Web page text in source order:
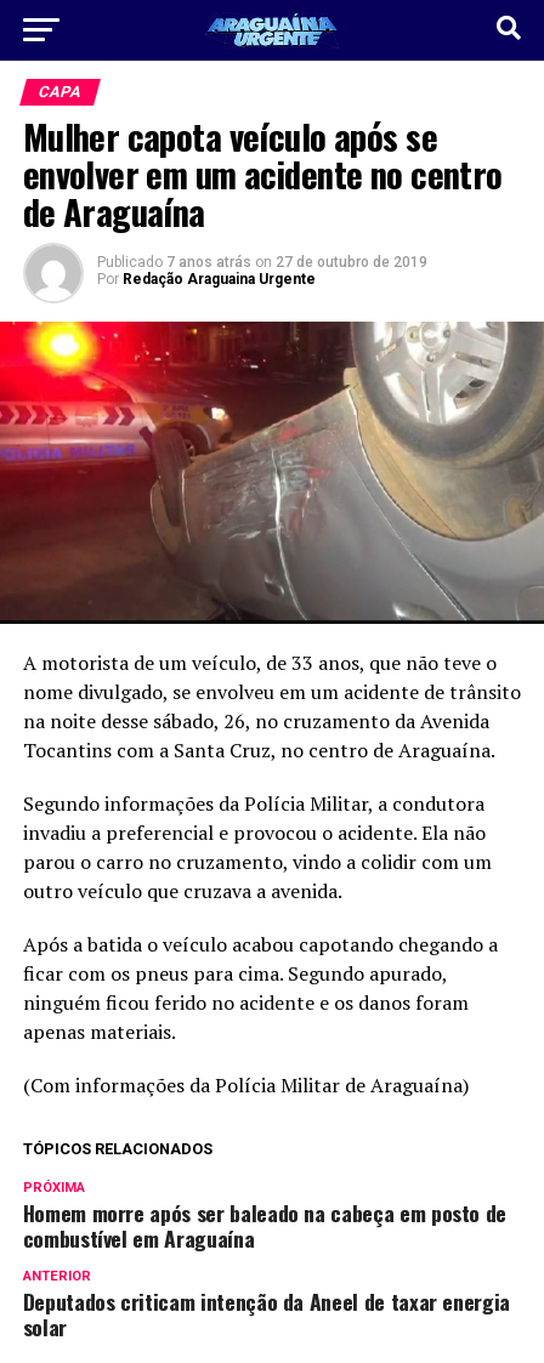
CAPA
Mulher capota veículo após se
envolver em um acidente no centro
de Araguaína
Publicado 7 anos atrás on 27 de outubro de 2019
Por Redação Araguaina Urgente
A motorista de um veículo, de 33 anos, que não teve o
nome divulgado, se envolveu em um acidente de trânsito
na noite desse sábado, 26, no cruzamento da Avenida
Tocantins com a Santa Cruz, no centro de Araguaína.
Segundo informações da Polícia Militar, a condutora
invadiu a preferencial e provocou o acidente. Ela não
parou o carro no cruzamento, vindo a colidir com um
outro veículo que cruzava a avenida.
Após a batida o veículo acabou capotando chegando a
ficar com os pneus para cima. Segundo apurado,
ninguém ficou ferido no acidente e os danos foram
apenas materiais.
(Com informações da Polícia Militar de Araguaína)
TÓPICOS RELACIONADOS
PRÓXIMA
Homem morre após ser baleado na cabeça em posto de
combustível em Araguaína
ANTERIOR
Deputados criticam intenção da Aneel de taxar energia
solar